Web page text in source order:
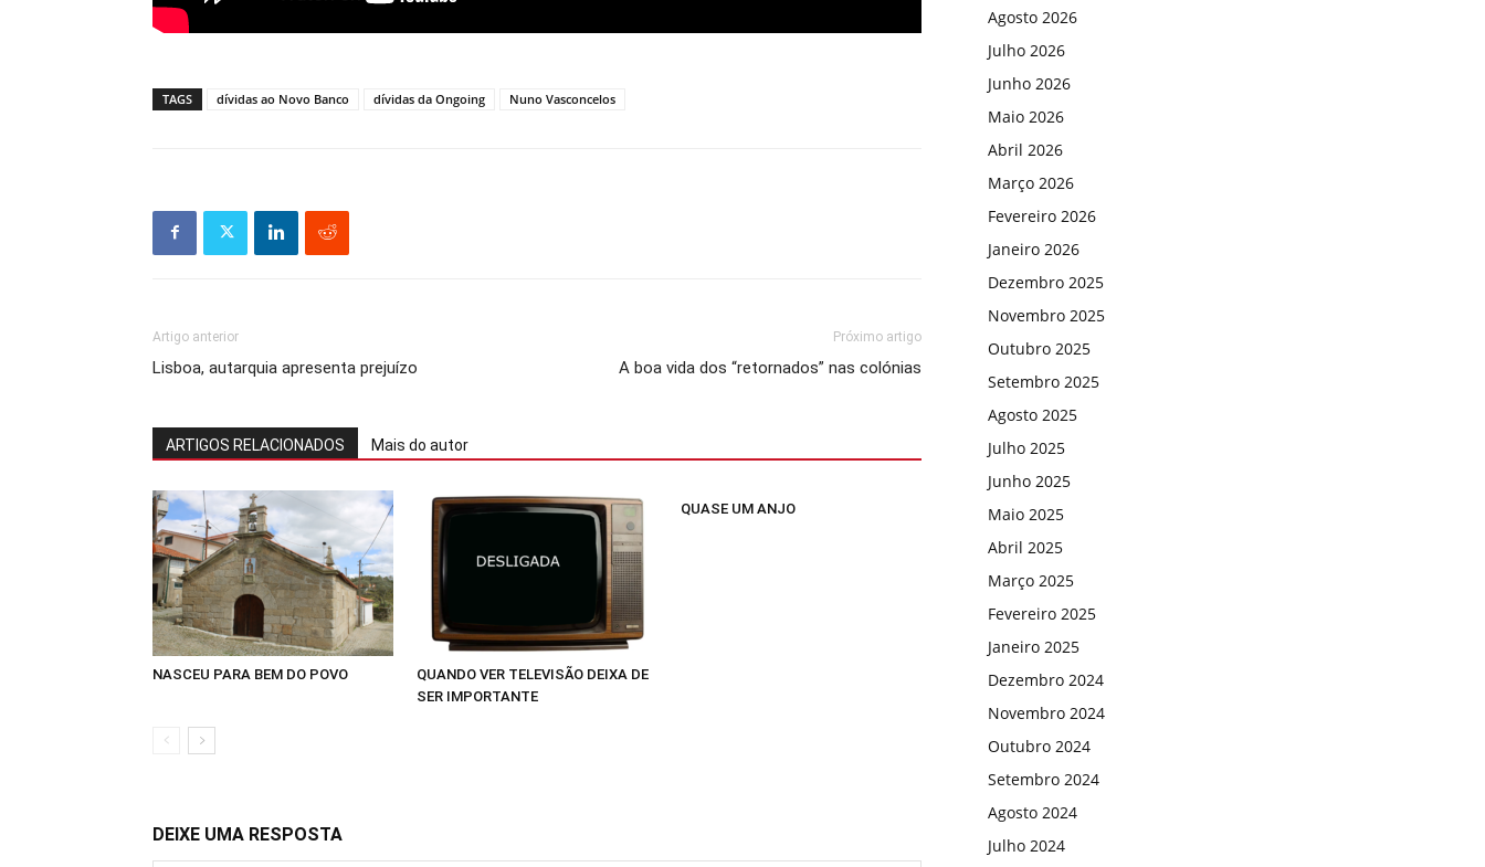
TAGS dívidas ao Novo Banco dívidas da Ongoing Nuno Vasconcelos
Artigo anterior
Lisboa, autarquia apresenta prejuízo
Próximo artigo
A boa vida dos “retornados” nas colónias
ARTIGOS RELACIONADOS Mais do autor
NASCEU PARA BEM DO POVO
QUANDO VER TELEVISÃO DEIXA DE
SER IMPORTANTE
QUASE UM ANJO
DEIXE UMA RESPOSTA
Agosto 2026
Julho 2026
Junho 2026
Maio 2026
Abril 2026
Março 2026
Fevereiro 2026
Janeiro 2026
Dezembro 2025
Novembro 2025
Outubro 2025
Setembro 2025
Agosto 2025
Julho 2025
Junho 2025
Maio 2025
Abril 2025
Março 2025
Fevereiro 2025
Janeiro 2025
Dezembro 2024
Novembro 2024
Outubro 2024
Setembro 2024
Agosto 2024
Julho 2024